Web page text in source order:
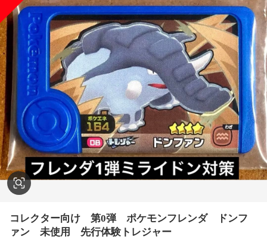
コレクター向け 第0弾 ポケモンフレンダ ドンフ
ァン 未使用 先行体験トレジャー